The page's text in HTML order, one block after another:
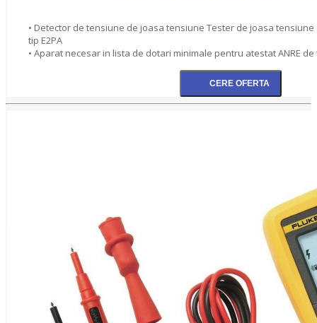
• Detector de tensiune de joasa tensiune Tester de joasa tensiune
tip E2PA
• Aparat necesar in lista de dotari minimale pentru atestat ANRE de